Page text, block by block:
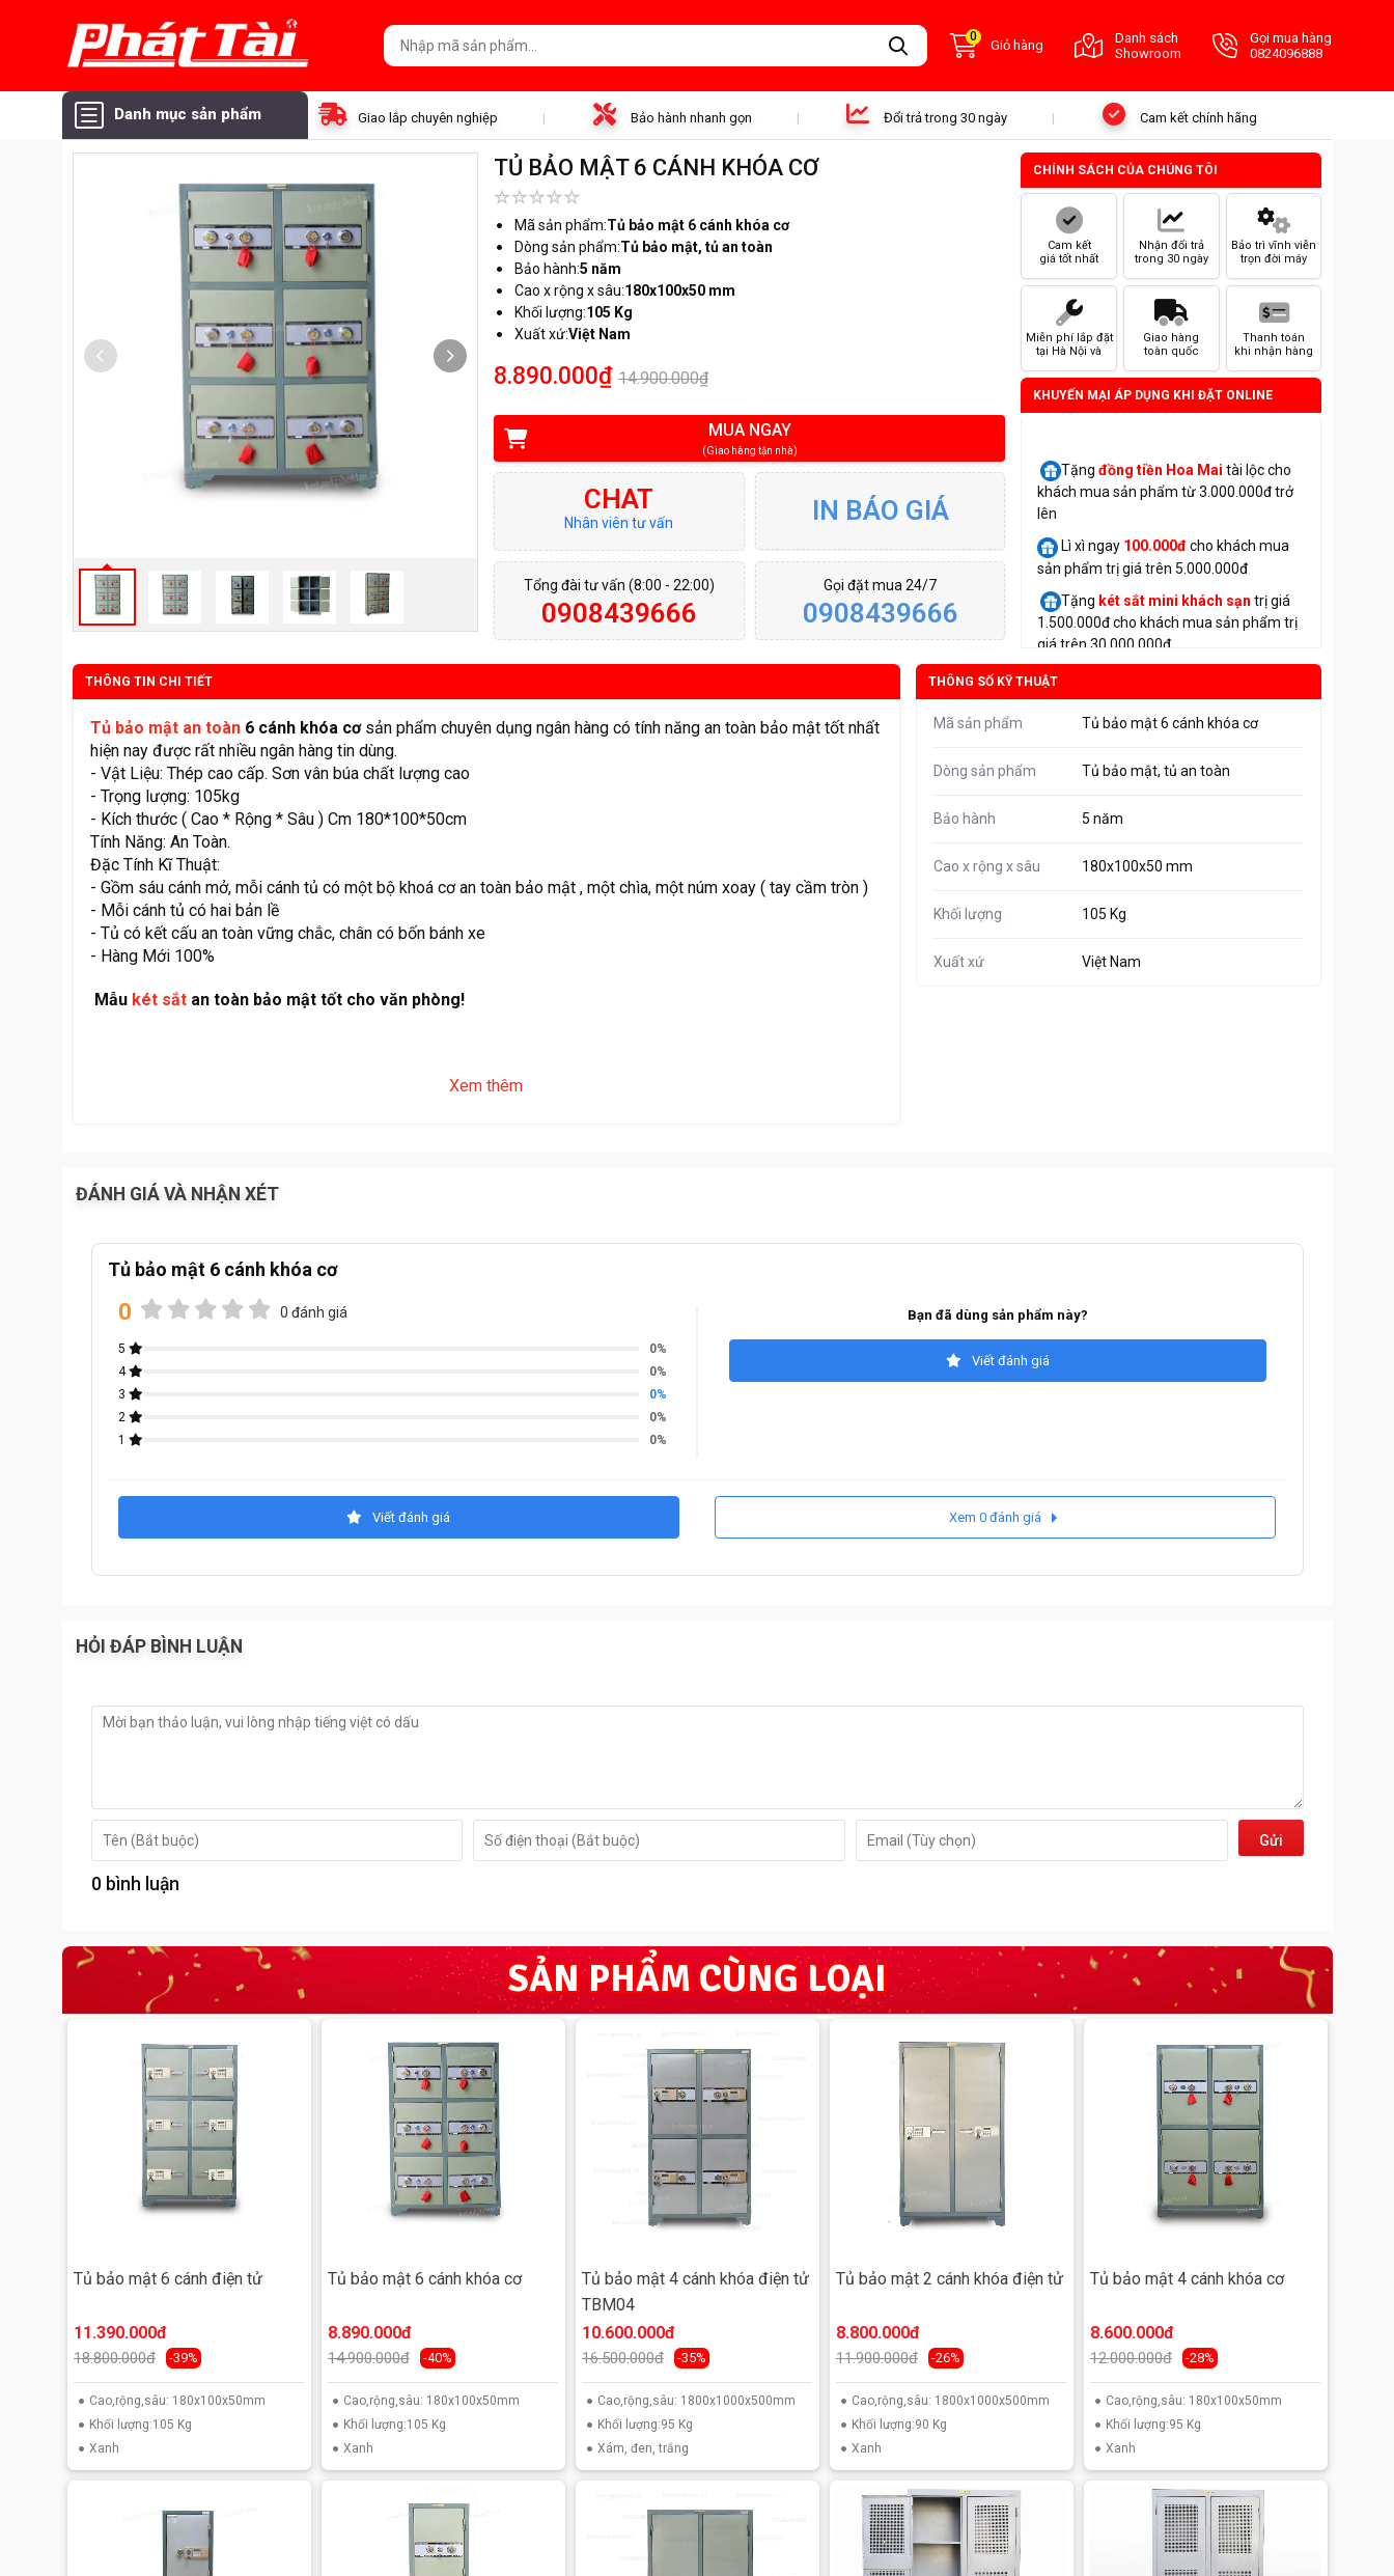
0
Giỏ hàng
Danh sách
Showroom
Gọi mua hàng
0824096888
Danh mục sản phẩm Giao lắp chuyên nghiệp Bảo hành nhanh gọn Đổi trả trong 30 ngày Cam kết chính hãng
TỦ BẢO MẬT 6 CÁNH KHÓA CƠ
Mã sản phẩm:Tủ bảo mật 6 cánh khóa cơ
Dòng sản phẩm:Tủ bảo mật, tủ an toàn
Bảo hành:5 năm
Cao x rộng x sâu:180x100x50 mm
Khối lượng:105 Kg
Xuất xứ:Việt Nam
8.890.000₫ 14.900.000₫
MUA NGAY
(Giao hàng tận nhà)
CHAT
Nhân viên tư vấn IN BÁO GIÁ
Tổng đài tư vấn (8:00 - 22:00)
0908439666
Gọi đặt mua 24/7
0908439666
CHÍNH SÁCH CỦA CHÚNG TÔI
Cam kết
giá tốt nhất
Nhận đổi trả
trong 30 ngày
Bảo trì vĩnh viễn
trọn đời máy
Miễn phí lắp đặt
tại Hà Nội và
Giao hàng
toàn quốc
Thanh toán
khi nhận hàng
KHUYẾN MẠI ÁP DỤNG KHI ĐẶT ONLINE
Tặngđồng tiền Hoa Mai tài lộc cho
khách mua sản phẩm từ 3.000.000đ trở
lên
Lì xì ngay 100.000đcho khách mua
sản phẩm trị giá trên 5.000.000đ
Tặng két sắt mini khách sạn trị giá
1.500.000đ cho khách mua sản phẩm trị
giá trên 30.000.000đ
THÔNG TIN CHI TIẾT
Tủ bảo mật an toàn6 cánh khóa cơsản phẩm chuyên dụng ngân hàng có tính năng an toàn bảo mật tốt nhất
hiện nay được rất nhiều ngân hàng tin dùng.
- Vật Liệu: Thép cao cấp. Sơn vân búa chất lượng cao
- Trọng lượng: 105kg
- Kích thước ( Cao * Rộng * Sâu ) Cm 180*100*50cm
Tính Năng: An Toàn.
Đặc Tính Kĩ Thuật:
- Gồm sáu cánh mở, mỗi cánh tủ có một bộ khoá cơ an toàn bảo mật , một chìa, một núm xoay ( tay cầm tròn )
- Mỗi cánh tủ có hai bản lề
- Tủ có kết cấu an toàn vững chắc, chân có bốn bánh xe
- Hàng Mới 100%
Mẫu két sắtan toàn bảo mật tốt cho văn phòng!
Xem thêm
THÔNG SỐ KỸ THUẬT
Mã sản phẩm Tủ bảo mật 6 cánh khóa cơ
Dòng sản phẩm Tủ bảo mật, tủ an toàn
Bảo hành 5 năm
Cao x rộng x sâu 180x100x50 mm
Khối lượng 105 Kg
Xuất xứ Việt Nam
ĐÁNH GIÁ VÀ NHẬN XÉT
Tủ bảo mật 6 cánh khóa cơ
0 0 đánh giá
5
0%
4
0%
3
0%
2
0%
1
0%
Bạn đã dùng sản phẩm này?
Viết đánh giá
Viết đánh giá Xem 0 đánh giá
HỎI ĐÁP BÌNH LUẬN
Gửi
0 bình luận
SẢN PHẨM CÙNG LOẠI
Tủ bảo mật 6 cánh điện tử
11.390.000đ
18.800.000đ -39%
Cao,rộng,sâu: 180x100x50mm
Khối lượng:105 Kg
Xanh
Tủ bảo mật 6 cánh khóa cơ
8.890.000đ
14.900.000đ -40%
Cao,rộng,sâu: 180x100x50mm
Khối lượng:105 Kg
Xanh
Tủ bảo mật 4 cánh khóa điện tử
TBM04
10.600.000đ
16.500.000đ -35%
Cao,rộng,sâu: 1800x1000x500mm
Khối lượng:95 Kg
Xám, đen, trắng
Tủ bảo mật 2 cánh khóa điện tử
8.800.000đ
11.900.000đ -26%
Cao,rộng,sâu: 1800x1000x500mm
Khối lượng:90 Kg
Xanh
Tủ bảo mật 4 cánh khóa cơ
8.600.000đ
12.000.000đ -28%
Cao,rộng,sâu: 180x100x50mm
Khối lượng:95 Kg
Xanh